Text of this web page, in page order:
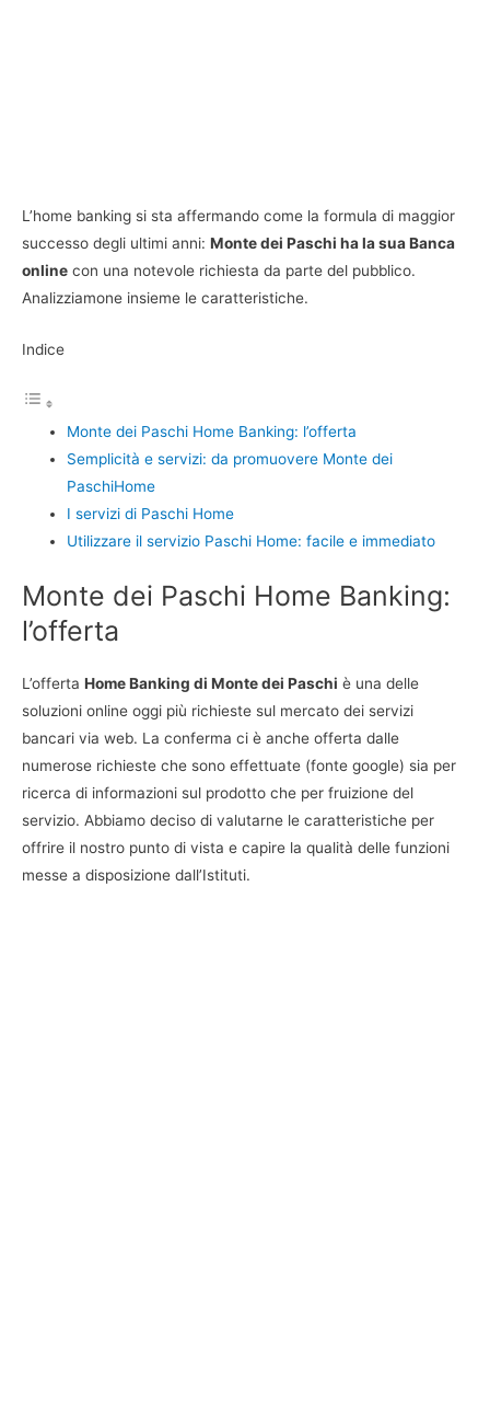
L’home banking si sta affermando come la formula di maggior
successo degli ultimi anni: Monte dei Paschi ha la sua Banca
online con una notevole richiesta da parte del pubblico.
Analizziamone insieme le caratteristiche.
Indice
Monte dei Paschi Home Banking: l’offerta
Semplicità e servizi: da promuovere Monte dei
PaschiHome
I servizi di Paschi Home
Utilizzare il servizio Paschi Home: facile e immediato
Monte dei Paschi Home Banking:
l’offerta
L’offerta Home Banking di Monte dei Paschi è una delle
soluzioni online oggi più richieste sul mercato dei servizi
bancari via web. La conferma ci è anche offerta dalle
numerose richieste che sono effettuate (fonte google) sia per
ricerca di informazioni sul prodotto che per fruizione del
servizio. Abbiamo deciso di valutarne le caratteristiche per
offrire il nostro punto di vista e capire la qualità delle funzioni
messe a disposizione dall’Istituti.